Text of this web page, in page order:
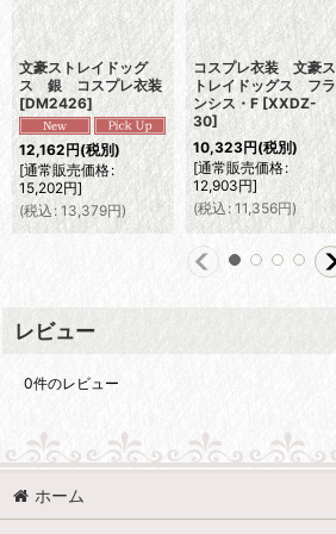
文豪ストレイドッグ
ス 銀 コスプレ衣装
[DM2426]
12,162円(税別)
[通常販売価格:
15,202円]
(税込: 13,379円)
コスプレ衣装 文豪ス
トレイドッグス フラ
ンシス・F [XXDZ-
30]
10,323円(税別)
[通常販売価格:
12,903円]
(税込: 11,356円)
レビュー
0件のレビュー
ホーム